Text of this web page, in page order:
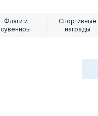
Флаги и
сувениры
Спортивные
награды